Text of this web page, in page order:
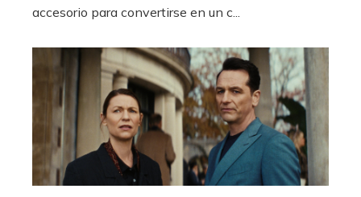
accesorio para convertirse en un c...